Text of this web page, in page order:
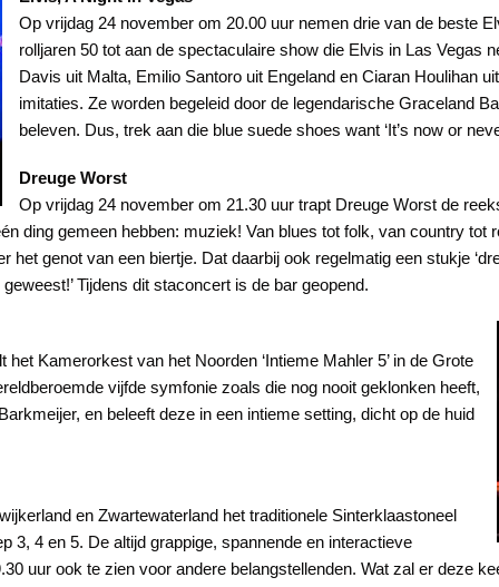
Op vrijdag 24 november om 20.00 uur nemen drie van de beste
rolljaren 50 tot aan de spectaculaire show die Elvis in Las Vegas
Davis uit Malta, Emilio Santoro uit Engeland en Ciaran Houlihan
imitaties. Ze worden begeleid door de legendarische Graceland
beleven. Dus, trek aan die blue suede shoes want ‘It’s now or
Dreuge Worst
Op vrijdag 24 november om 21.30 uur trapt Dreuge Worst de
ding gemeen hebben: muziek! Van blues tot folk, van country
het genot van een biertje. Dat daarbij ook regelmatig een stukje
Tijdens dit staconcert is de bar geopend.
Kamerorkest van het Noorden ‘Intieme Mahler 5’ in de Grote
vijfde symfonie zoals die nog nooit geklonken heeft,
en beleeft deze in een intieme setting, dicht op de huid
en Zwartewaterland het traditionele Sinterklaastoneel
3, 4 en 5. De altijd grappige, spannende en interactieve
uur ook te zien voor andere belangstellenden. Wat zal er deze